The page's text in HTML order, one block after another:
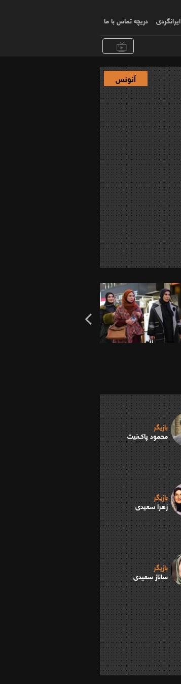
ایرانگردی دریچه تماس با ما
آنونس
بازیگر
محمود پاک‌نیت
بازیگر
زهرا سعیدی
بازیگر
ساناز سعیدی